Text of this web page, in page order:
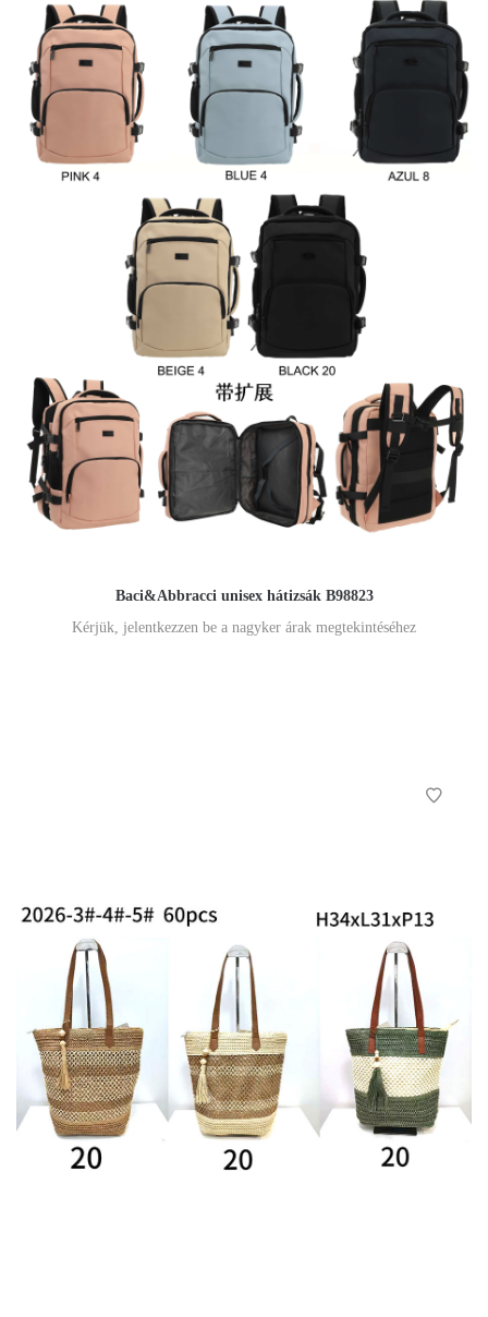
Baci&Abbracci unisex hátizsák B98823
Kérjük, jelentkezzen be a nagyker árak megtekintéséhez